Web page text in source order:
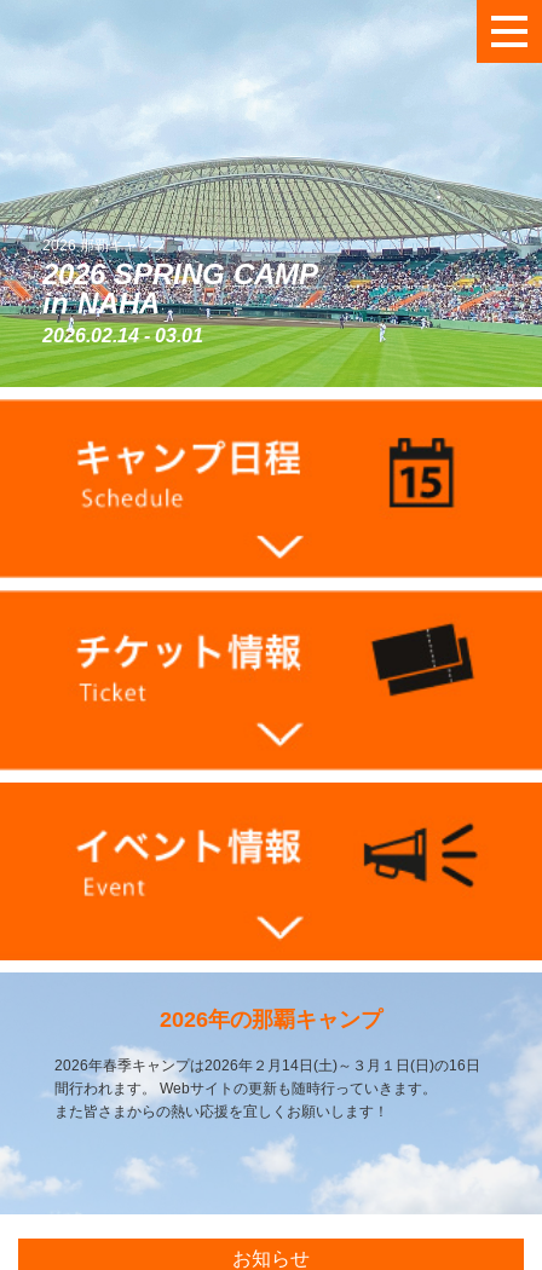
2026 那覇キャンプ
2026 SPRING CAMP
in NAHA
2026.02.14 - 03.01
ファンサービス/イベント情報
会場マップ
グルメ・グッズ
アクセス
協力会/協賛企業一覧
2026年の那覇キャンプ
2026年春季キャンプは2026年２月14日(土)～３月１日(日)の16日
間行われます。
Webサイトの更新も随時行っていきます。
また皆さまからの熱い応援を宜しくお願いします！
お知らせ